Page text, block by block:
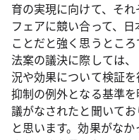
育の実現に向けて、それ
フェアに競い合って、
ことだと強く思うところ
法案の議決に際しては
況や効果について検証
抑制の例外となる基準
議がなされたと聞いて
と思います。効果がな